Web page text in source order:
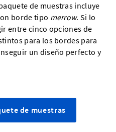
de muestras incluye
borde tipo merrow. Si lo
entre cinco opciones de
para los bordes para
un diseño perfecto y
de muestras